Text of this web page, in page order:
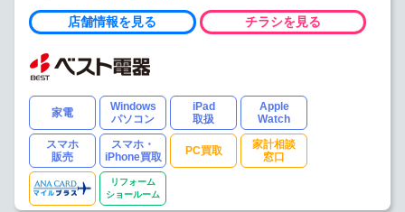
店舗情報を見る チラシを見る
家電
Windows
パソコン
iPad
取扱
Apple
Watch
スマホ
販売
スマホ・
iPhone買取
PC買取
家計相談
窓口
リフォーム
ショールーム